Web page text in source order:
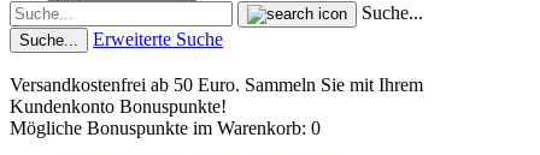
Suche...
Suche... Erweiterte Suche
Versandkostenfrei ab 50 Euro. Sammeln Sie mit Ihrem
Kundenkonto Bonuspunkte!
Mögliche Bonuspunkte im Warenkorb: 0